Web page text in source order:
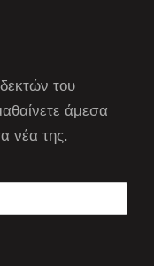
του
άμεσα
νέα της.